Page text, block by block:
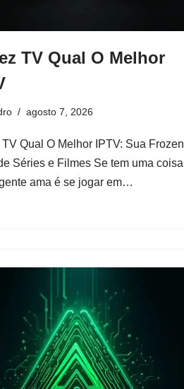
TV Qual O Melhor
agosto 7, 2026
TV Qual O Melhor IPTV: Sua Frozen
Séries e Filmes Se tem uma coisa
ama é se jogar em…